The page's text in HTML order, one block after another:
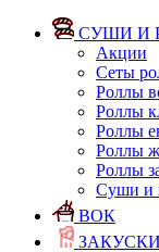
СУШИ И
Акции
Сеты
Роллы
Роллы
Роллы
Роллы
Роллы
Суши и
ВОК
ЗАКУСКИ